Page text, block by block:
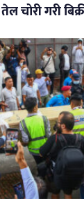
तेल चोरी गरी